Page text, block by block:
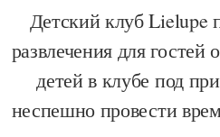
Детский клуб Lielupe
развлечения для
детей в клубе под
неспешно провести